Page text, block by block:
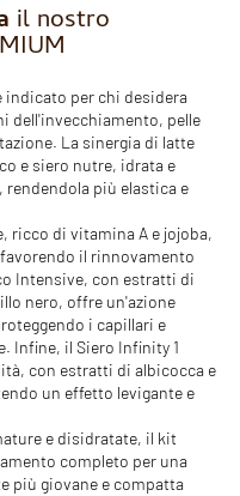
il nostro
indicato per chi desidera
dell'invecchiamento, pelle
La sinergia di latte
e siero nutre, idrata e
rendendola più elastica e
ricco di vitamina A e jojoba,
il rinnovamento
Intensive, con estratti di
nero, offre un'azione
i capillari e
Infine, il Siero Infinity 1
con estratti di albicocca e
un effetto levigante e
e disidratate, il kit
completo per una
più giovane e compatta